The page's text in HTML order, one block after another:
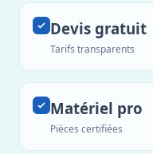
Devis gratuit
Tarifs transparents
Matériel pro
Pièces certifiées